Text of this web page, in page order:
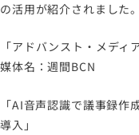
よくあるご質問
の活用が紹介されました。
「アドバンスト・メディア
媒体名：週間BCN
「AI音声認識で議事録
導入」